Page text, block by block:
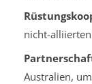
nicht-
Australien,